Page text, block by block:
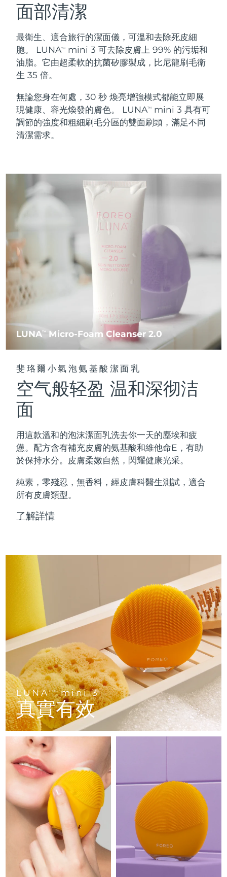
面部清潔
最衛生、適合旅行的潔面儀，可溫和去除死皮細
胞。 LUNATM
mini 3 可去除皮膚上 99% 的污垢和
油脂。它由超柔軟的抗菌矽膠製成，比尼龍刷毛衛
生 35 倍。
無論您身在何處，30 秒 煥亮增強模式都能立即展
現健康、容光煥發的膚色。 LUNATM
mini 3 具有可
調節的強度和粗細刷毛分區的雙面刷頭，滿足不同
清潔需求。
LUNATM Micro-Foam Cleanser 2.0
斐珞爾小氣泡氨基酸潔面乳
空气般轻盈 温和深彻洁
面
用這款溫和的泡沫潔面乳洗去你一天的塵埃和疲
憊。配方含有補充皮膚的氨基酸和維他命E，有助
於保持水分。皮膚柔嫩自然，閃耀健康光采。
純素，零殘忍，無香料，經皮膚科醫生測試，適合
所有皮膚類型。
了解詳情
LUNATMmini 3
真實有效
LUNA™ 4 套裝
Anti-aging massage
LUNA™ 4 Plus
Massage, LED heating
LUNA™ 4 mini
For young skin, T-zone
LUNA™ 4 go
For travel or gym bag
Premium cleansers & balm
LUNA™ 設備
All facial cleansing devices
BEAR™ 2 套裝
Microcurrent toning
BEAR™ 2 go
Microcurrent toning on-the-go
面部提拉護理
Premium anti-aging skincare
BEAR™ 設備
All premium facelift devices
UFO™ 3 套裝
Deep facial hydration
UFO™ 3 mini
Red light therapy device for young skin
UFO™ 3 go
Portable red light therapy
Rejuvenation & hydration
UFO™ 設備
All deep facial hydration devices
issa™ 4
Hybrid silicone sonic toothbrush
Smart hybrid silicone sonic toothbrush
issa™ 4 smile
Hybrid silicone sonic toothbrush
issa™ 4 baby
For ages 0-3
issa™ Teeth Whitening Set
Dual LED + sonic device & 18% PAP gel
ISSA™ 設備
FAQ™ 抗老護理
FAQ™ 101
Clinical anti-aging
FAQ™ 102
Advanced clinical anti-aging
Luxurious clinical anti-aging set
FAQ™ P1 Primer
Manuka honey primer
FAQ™產品
All anti-aging treatments
LED 護理
FAQ™ 201
LED mask
FAQ™ 202
LED mask
Anti-aging neck & décolleté LED mask
FAQ™ 221
Anti-aging LED hand mask
FAQ™產品
All LED treatments
生髮
FAQ™ 301
LED hair strengthening scalp massager
FAQ™ Scalp Serum
Scalp recovery probiotic serum
FAQ™護膚品
All FAQ™ skincare
肌膚年輕化
FAQ™ 501
Full-Spectrum Red Light Therapy
FAQ™ 502
Full-Spectrum Red Light Therapy
FAQ™ Red Light Serum
FAQ™ products
All toning treatments
保健品
NEW
專業治療
脫毛
PEACH™ 2
身體護理
LUNA™ 4 body
痘肌護理
Recurring acne LED therapy
ESPADA™ Blemish Solution
Concentrated acne gel
ESPADA™ 設備
All acne treatment devices
眼部護理
Microcurrent line smoothing device
Advanced eye care treatment
眼部護理設備
All revitalizing eye massagers
毛孔護理
Blackhead remover
KIWI™ 皮肤护理
Advanced pore care essentials
FLIP™ play advanced
LED light hairbrush
LUNA™ Dual-Peptide Scalp
Serum
For healthy hair
牙齒美白
issa™ Teeth Whitening Set
Dual LED + sonic device & 18% PAP gel
issa™ Teeth Whitening Gel
18% PAP
更多的
護膚品 男士
全部購買
FOREO APP
關於我們
巴林
比利時 預計送達日期
百慕達 預計送達日期 8/18/26
波士尼亞與赫塞哥維納
汶萊 預計送達日期8/17/26
保加利亞 預計送達日期8/12/26
智利 預計送達日期8/16/26
中國
哥倫比亞
克羅埃西亞 預計送達日期
賽普勒斯 8/13/26
捷克 預計送達日期8/12/26
預計送達日期8/12/26
愛沙尼亞 預計送達日期
芬蘭
法國 預計送達日期 8/12/26
法屬玻里尼西亞
德國 預計送達日期8/12/26
直布羅陀 預計送達日期
希臘 預計送達日期 8/12/26
冰島 預計送達日期8/13/26
預計送達日期
預計送達日期8/12/26
曼島 預計送達日期8/14/26
以色列 8/16/26
義大利 預計送達日期 8/12/26
日本 預計送達日期8/15/26
澤西島 預計送達日期
哈薩克
科威特
拉脫維亞 預計送達日期8/12/26
黎巴嫩 預計送達日期8/13/26
立陶宛 預計送達日期 8/12/26
盧森堡 預計送達日期8/12/26